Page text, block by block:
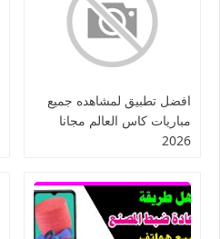
افضل تطبيق لمشاهده جميع
مباريات كاس العالم مجانا
2026